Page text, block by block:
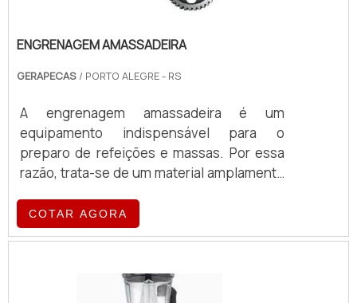
ENGRENAGEM AMASSADEIRA
GERAPECAS / PORTO ALEGRE - RS
A engrenagem amassadeira é um
equipamento indispensável para o
preparo de refeições e massas. Por essa
razão, trata-se de um material amplamente
como em restaurantes, padarias,
supermercados, lanchonetes e demais
alimentício. O aparelho contribui para o
preparo de refeições e facilita a retirada da
COTAR AGORA